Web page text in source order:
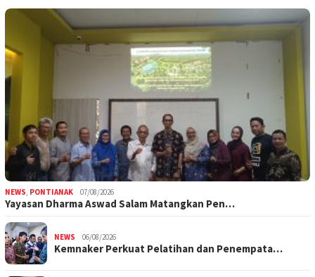
NEWS, PONTIANAK 07/08/2026
Yayasan Dharma Aswad Salam Matangkan Pen…
NEWS 06/08/2026
Kemnaker Perkuat Pelatihan dan Penempata…